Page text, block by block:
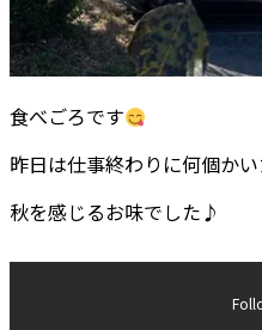
食べごろです
昨日は仕事終わりに何個か
秋を感じるお味でした♪